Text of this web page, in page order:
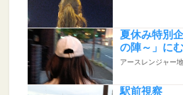
夏休み特別
の陣～」に
アースレンジャー
駅前視察